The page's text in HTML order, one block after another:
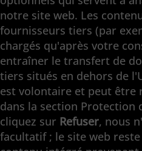
+49 7834 866-0
info@supfina.com
Engineering with High
Superfinition · Finition
double faces ·
Services
notre site web. Les
fournisseurs tiers (par
chargés qu'après votre
entraîner le transfert de
tiers situés en dehors de
est volontaire et peut être
dans la section Protection
cliquez sur Refuser, nous
facultatif ; le site web